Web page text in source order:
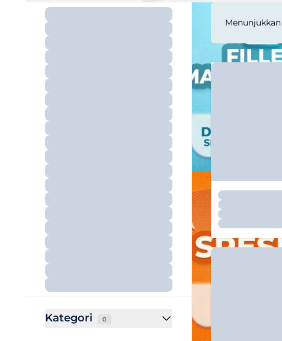
Kategori 0
Menunjukkan